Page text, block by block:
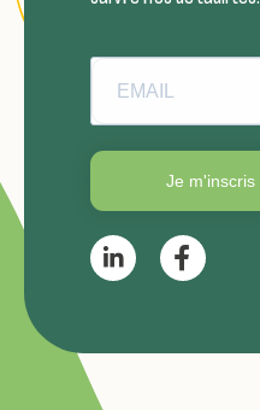
Je m'inscris